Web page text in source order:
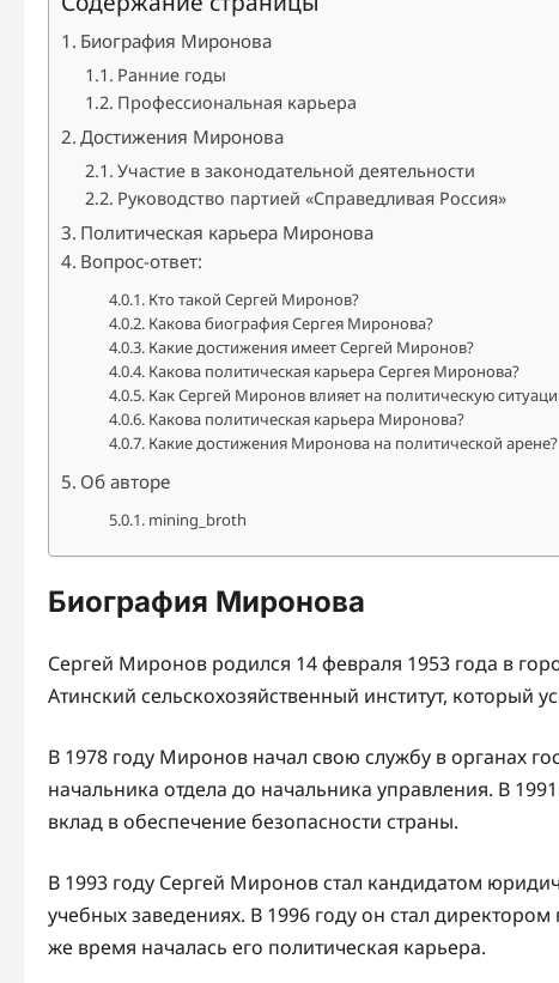
Биография Миронова
Ранние годы
Профессиональная карьера
Достижения Миронова
Участие в законодательной деятельности
Руководство партией «Справедливая Россия»
Политическая карьера Миронова
Вопрос-ответ:
Кто такой Сергей Миронов?
Какова биография Сергея Миронова?
Какие достижения имеет Сергей Миронов?
Какова политическая карьера Сергея Миронова?
Как Сергей Миронов влияет на политическую
Какова политическая карьера Миронова?
Какие достижения Миронова на политической арене?
Об авторе
mining_broth
Биография Миронова
Сергей Миронов родился 14 февраля 1953 года в
Атинский сельскохозяйственный институт, который
В 1978 году Миронов начал свою службу в органах
начальника отдела до начальника управления. В
вклад в обеспечение безопасности страны.
В 1993 году Сергей Миронов стал кандидатом
учебных заведениях. В 1996 году он стал
же время началась его политическая карьера.